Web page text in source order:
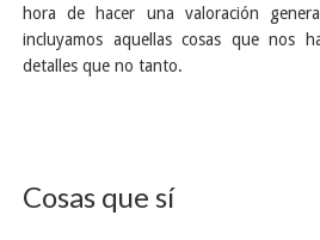
hora de hacer una valoración
incluyamos aquellas cosas que nos
detalles que no tanto.
Cosas que sí